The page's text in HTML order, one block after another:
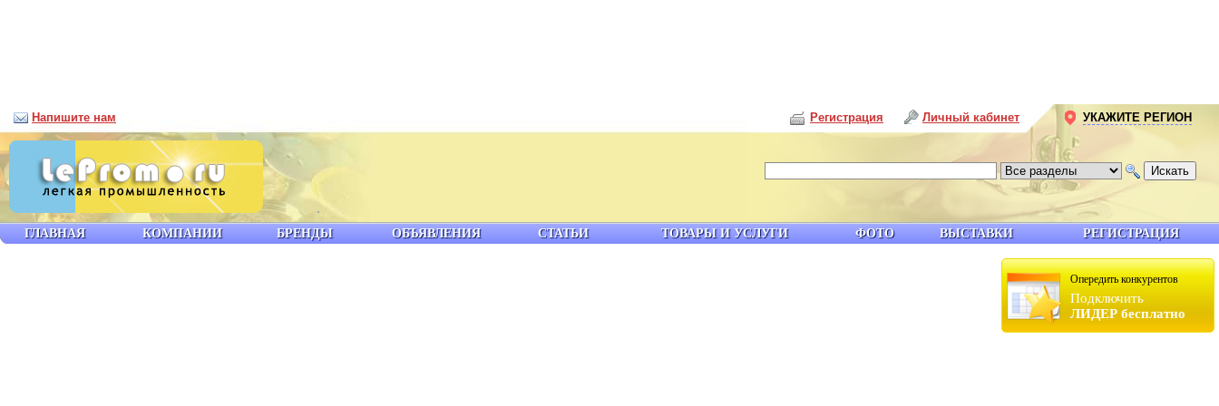
Опередить конкурентов
Подключить
ЛИДЕР бесплатно
ГЛАВНАЯ КОМПАНИИ БРЕНДЫ ОБЪЯВЛЕНИЯ СТАТЬИ ТОВАРЫ И УСЛУГИ ФОТО ВЫСТАВКИ РЕГИСТРАЦИЯ
Напишите нам Личный кабинет
Регистрация УКАЖИТЕ РЕГИОН